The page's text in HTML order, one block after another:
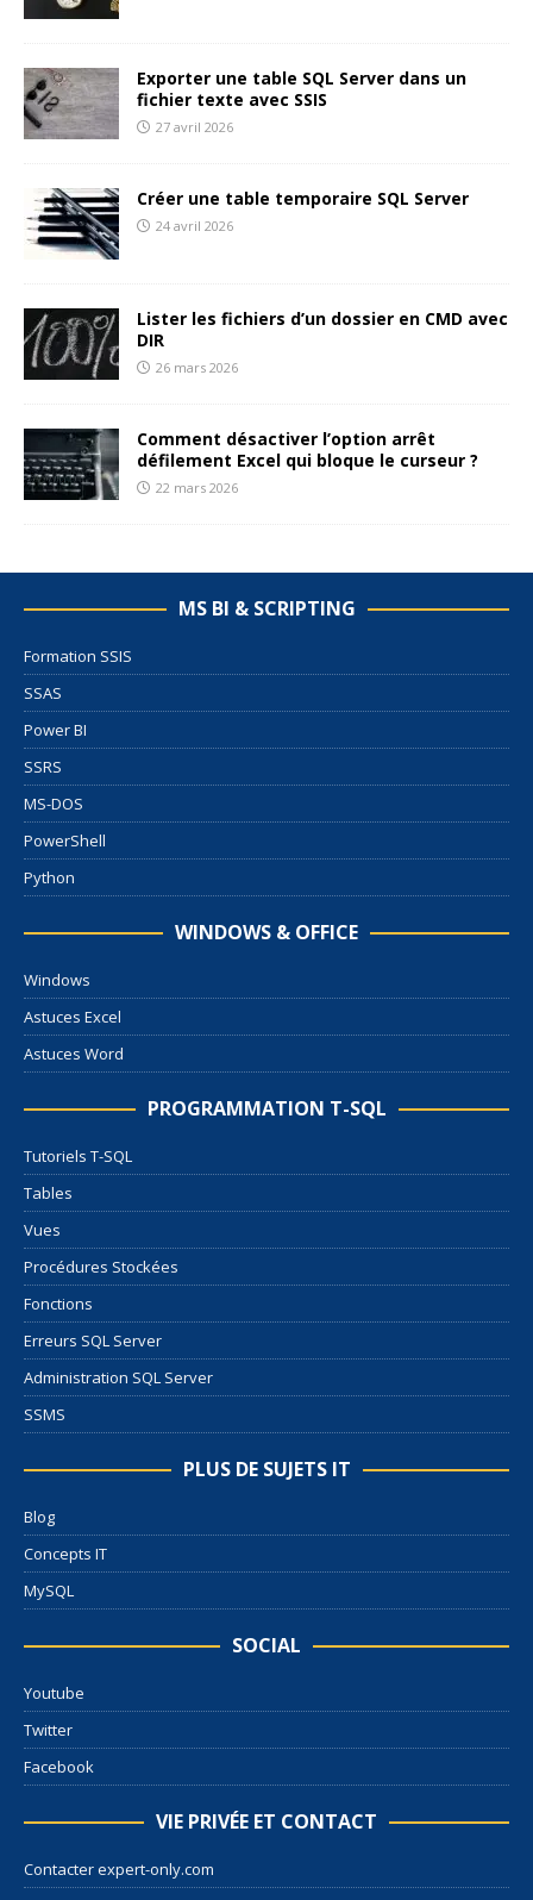
Exporter une table SQL Server dans un
fichier texte avec SSIS
27 avril 2026
Créer une table temporaire SQL Server
24 avril 2026
Lister les fichiers d’un dossier en CMD avec
DIR
26 mars 2026
Comment désactiver l’option arrêt
défilement Excel qui bloque le curseur ?
22 mars 2026
MS BI & SCRIPTING
Formation SSIS
SSAS
Power BI
SSRS
MS-DOS
PowerShell
Python
WINDOWS & OFFICE
Windows
Astuces Excel
Astuces Word
PROGRAMMATION T-SQL
Tutoriels T-SQL
Tables
Vues
Procédures Stockées
Fonctions
Erreurs SQL Server
Administration SQL Server
SSMS
PLUS DE SUJETS IT
Blog
Concepts IT
MySQL
SOCIAL
Youtube
Twitter
Facebook
VIE PRIVÉE ET CONTACT
Contacter expert-only.com